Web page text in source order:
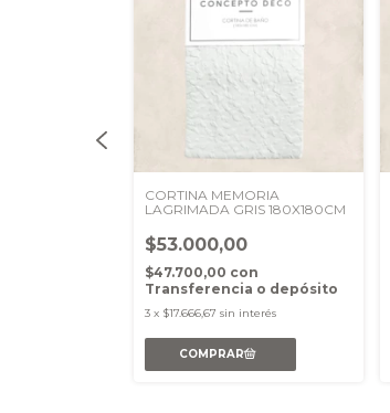
CORTINA MEMORIA
LAGRIMADA GRIS 180X180CM
$53.000,00
$47.700,00 con
Transferencia o depósito
3 x $17.666,67 sin interés